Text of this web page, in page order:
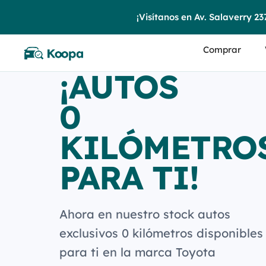
¡Visítanos en Av. Salaverry 2370, Sótano
Comprar
¡AUTOS
0
PARA TI!
Ahora en nuestro stock autos
exclusivos 0 kilómetros disponibles
para ti en la marca Toyota